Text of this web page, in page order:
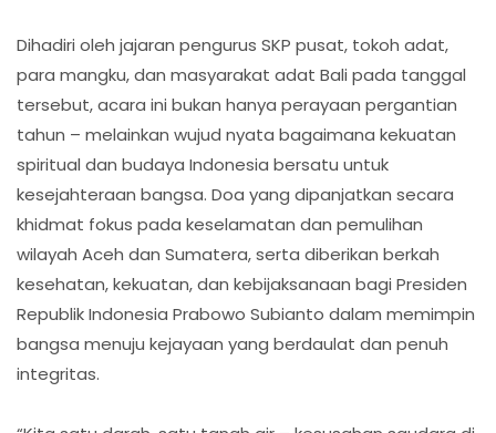
Dihadiri oleh jajaran pengurus SKP pusat, tokoh adat,
para mangku, dan masyarakat adat Bali pada tanggal
tersebut, acara ini bukan hanya perayaan pergantian
tahun – melainkan wujud nyata bagaimana kekuatan
spiritual dan budaya Indonesia bersatu untuk
kesejahteraan bangsa. Doa yang dipanjatkan secara
khidmat fokus pada keselamatan dan pemulihan
wilayah Aceh dan Sumatera, serta diberikan berkah
kesehatan, kekuatan, dan kebijaksanaan bagi Presiden
Republik Indonesia Prabowo Subianto dalam memimpin
bangsa menuju kejayaan yang berdaulat dan penuh
integritas.